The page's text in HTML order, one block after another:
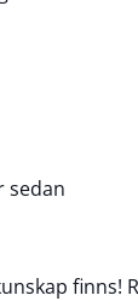
sedan
finns!